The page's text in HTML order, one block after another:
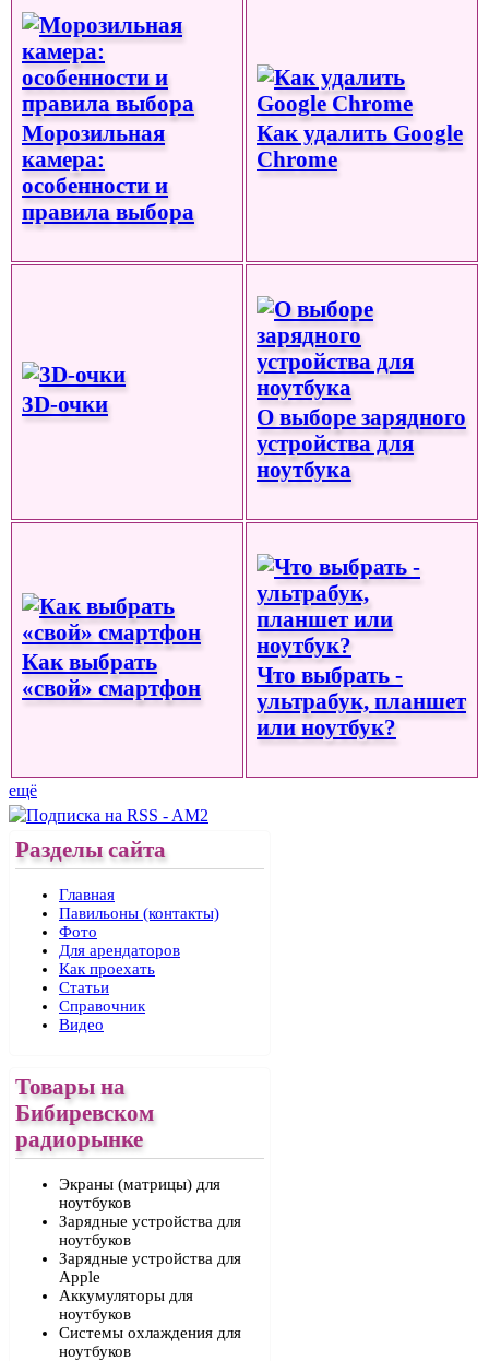
Морозильная
камера:
особенности и
правила выбора
Как удалить Google
Chrome
3D-очки
О выборе зарядного
устройства для
ноутбука
Как выбрать
«свой» смартфон
Что выбрать -
ультрабук, планшет
или ноутбук?
ещё
Разделы сайта
Главная
Павильоны (контакты)
Фото
Для арендаторов
Как проехать
Статьи
Справочник
Видео
Товары на
Бибиревском
радиорынке
Экраны (матрицы) для
ноутбуков
Зарядные устройства для
ноутбуков
Зарядные устройства для
Apple
Аккумуляторы для
ноутбуков
Системы охлаждения для
ноутбуков